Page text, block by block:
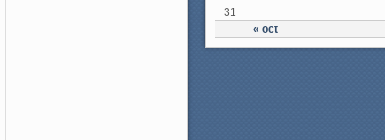
« oct
31